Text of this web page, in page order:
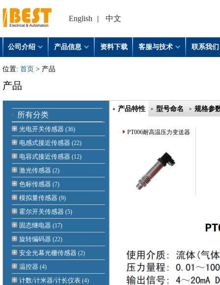
English | 中文
公司介绍 产品信息 资料下载 客服与技术 联系我们
位置: 首页 > 产品
产品
产品特性 型号命名 规格参
PT006耐高温压力变送器
所有分类
光电开关传感器 (36)
电感式接近传感器 (22)
电容式接近传感器 (12)
激光传感器 (2)
色标传感器 (7)
模拟量传感器 (9)
霍尔开关传感器 (5)
固态继电器 (17)
旋转编码器 (22)
安全光幕光栅传感器 (2)
温控器 (4)
计数/计米器/计长仪表 (4)